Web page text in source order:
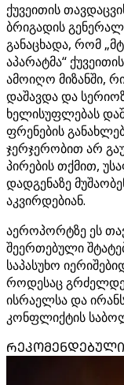
ქუვეითის
ბრიგადის
განაცხადა, რომ
აპარატმა“
ამოიღო მიზანში,
დაშავდა და
ხელისუფლებას
ფრენების
ჯერჯერობით არ
პირების თქმით,
დადგენაზე
აკვირდებიან.
აეროპორტზე ეს
შეერთებული
საპასუხო
როდესაც
ისრაელსა და
კონფლიქტის
ᲠᲔᲙᲝᲛᲔᲜᲓᲔᲑᲣᲚᲘ